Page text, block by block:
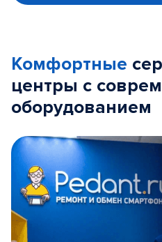
Комфортные
центры с
оборудованием